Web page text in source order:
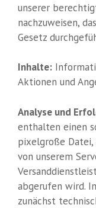
unserer
nachzuweisen,
Gesetz
Inhalte:
Aktionen und
Analyse und
enthalten einen
pixelgroße
von unserem
abgerufen wird.
zunächst